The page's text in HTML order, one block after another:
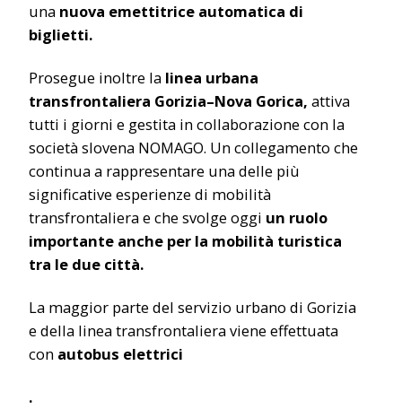
una nuova emettitrice automatica di
biglietti.
Prosegue inoltre la linea urbana
transfrontaliera Gorizia–Nova Gorica, attiva
tutti i giorni e gestita in collaborazione con la
società slovena NOMAGO. Un collegamento che
continua a rappresentare una delle più
significative esperienze di mobilità
transfrontaliera e che svolge oggi un ruolo
importante anche per la mobilità turistica
tra le due città.
La maggior parte del servizio urbano di Gorizia
e della linea transfrontaliera viene effettuata
con autobus elettrici
.